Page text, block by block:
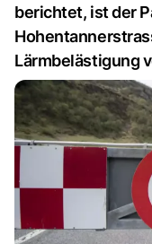
berichtet, ist der
Lärmbelästigung